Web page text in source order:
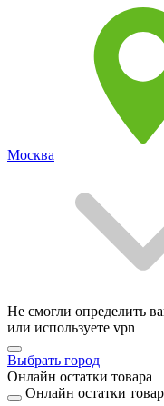
Москва
Не смогли определить
или используете vpn
Выбрать город
Онлайн остатки товара
Онлайн остатки